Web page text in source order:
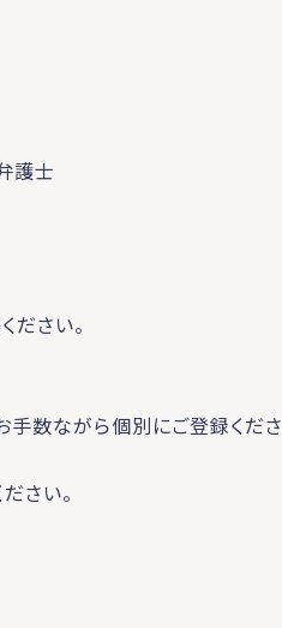
護士
ださい。
手数ながら個別にご登録くださ
さい。